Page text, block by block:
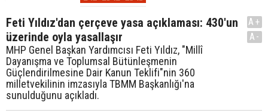
Feti Yıldız'dan çerçeve yasa açıklaması: 430'un
üzerinde oyla yasallaşır
MHP Genel Başkan Yardımcısı Feti Yıldız, "Millî
Dayanışma ve Toplumsal Bütünleşmenin
Güçlendirilmesine Dair Kanun Teklifi"nin 360
milletvekilinin imzasıyla TBMM Başkanlığı'na
sunulduğunu açıkladı.
A+
A-